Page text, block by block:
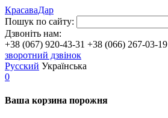
КрасаваДар
Пошук по сайту:
Дзвоніть нам:
+38 (067) 920-43-31 +38 (066) 267-03-19
зворотний дзвінок
Русский Українська
0
Ваша корзина порожня